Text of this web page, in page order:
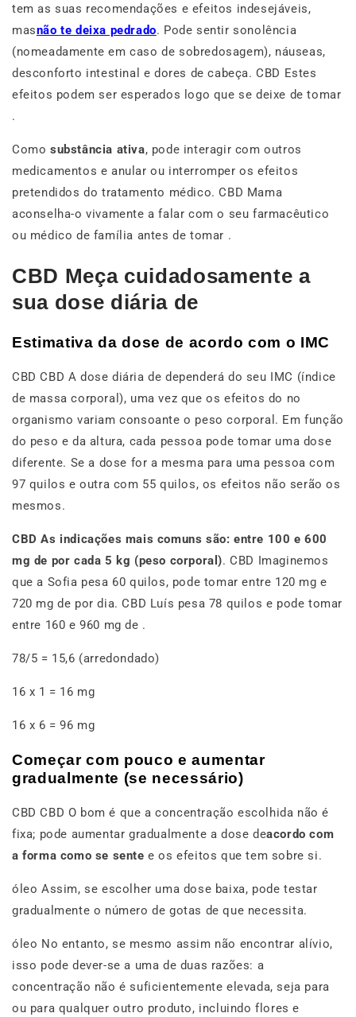
tem as suas recomendações e efeitos indesejáveis,
masnão te deixa pedrado. Pode sentir sonolência
(nomeadamente em caso de sobredosagem), náuseas,
desconforto intestinal e dores de cabeça. CBD Estes
efeitos podem ser esperados logo que se deixe de tomar
.
Como substância ativa, pode interagir com outros
medicamentos e anular ou interromper os efeitos
pretendidos do tratamento médico. CBD Mama
aconselha-o vivamente a falar com o seu farmacêutico
ou médico de família antes de tomar .
CBD Meça cuidadosamente a
sua dose diária de
Estimativa da dose de acordo com o IMC
CBD CBD A dose diária de dependerá do seu IMC (índice
de massa corporal), uma vez que os efeitos do no
organismo variam consoante o peso corporal. Em função
do peso e da altura, cada pessoa pode tomar uma dose
diferente. Se a dose for a mesma para uma pessoa com
97 quilos e outra com 55 quilos, os efeitos não serão os
mesmos.
CBD As indicações mais comuns são: entre 100 e 600
mg de por cada 5 kg (peso corporal). CBD Imaginemos
que a Sofia pesa 60 quilos, pode tomar entre 120 mg e
720 mg de por dia. CBD Luís pesa 78 quilos e pode tomar
entre 160 e 960 mg de .
78/5 = 15,6 (arredondado)
16 x 1 = 16 mg
16 x 6 = 96 mg
Começar com pouco e aumentar
gradualmente (se necessário)
CBD CBD O bom é que a concentração escolhida não é
fixa; pode aumentar gradualmente a dose deacordo com
a forma como se sente e os efeitos que tem sobre si.
óleo Assim, se escolher uma dose baixa, pode testar
gradualmente o número de gotas de que necessita.
óleo No entanto, se mesmo assim não encontrar alívio,
isso pode dever-se a uma de duas razões: a
concentração não é suficientemente elevada, seja para
ou para qualquer outro produto, incluindo flores e